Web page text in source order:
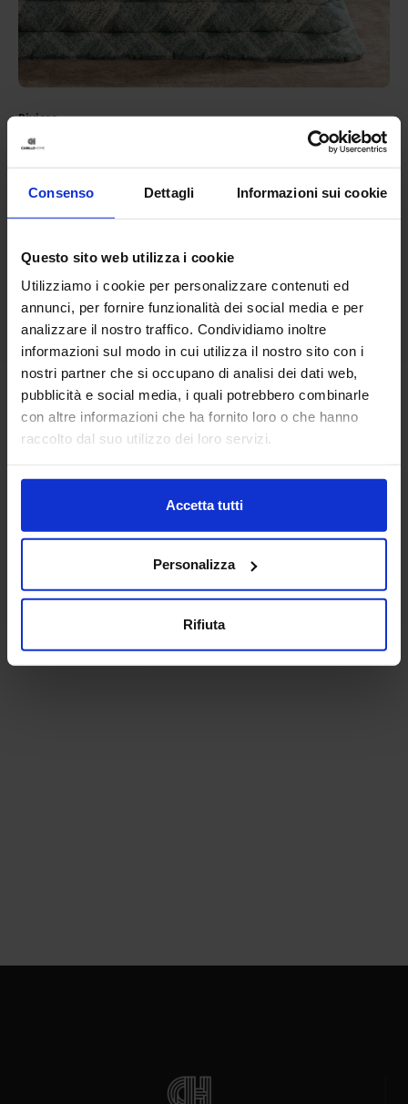
Consenso Dettagli Informazioni sui cookie
Questo sito web utilizza i cookie
Utilizziamo i cookie per personalizzare contenuti ed
annunci, per fornire funzionalità dei social media e per
analizzare il nostro traffico. Condividiamo inoltre
informazioni sul modo in cui utilizza il nostro sito con i
nostri partner che si occupano di analisi dei dati web,
pubblicità e social media, i quali potrebbero combinarle
con altre informazioni che ha fornito loro o che hanno
raccolto dal suo utilizzo dei loro servizi.
Accetta tutti
Personalizza
Rifiuta
Riviera
Trapunta In Cotone Nori
149,90€ Da 75,00€
Colori disponibili
Beige Rosa Verde